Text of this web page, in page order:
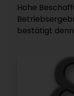
Hohe
bestätigt